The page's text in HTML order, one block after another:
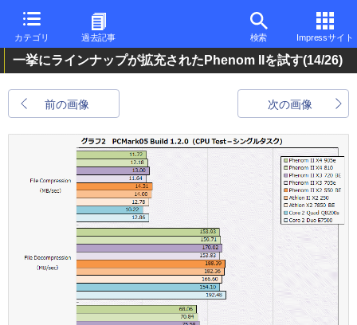
カテゴリ 過去記事 検索 Impressサイト
一挙にラインナップが拡充されたPhenom IIを試す(14/26)
前の画像 次の画像